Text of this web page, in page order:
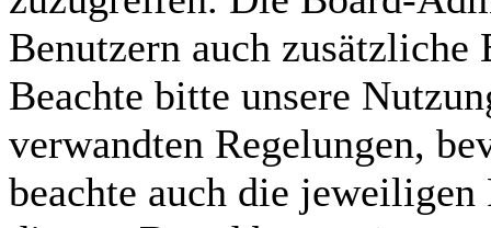
Benutzern auch zusätzliche
Beachte bitte unsere
verwandten Regelungen,
beachte auch die